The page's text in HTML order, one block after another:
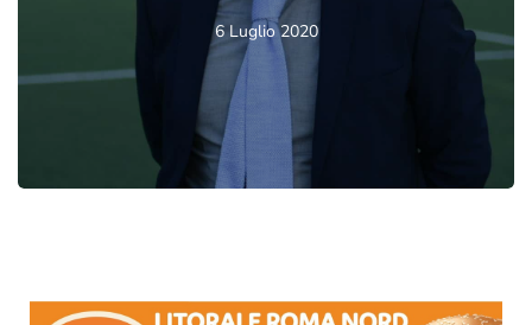
6 Luglio 2020